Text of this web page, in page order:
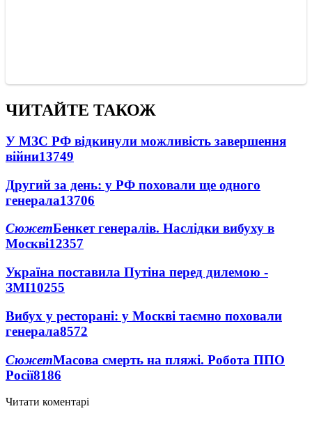
ЧИТАЙТЕ ТАКОЖ
У МЗС РФ відкинули можливість завершення
війни13749
Другий за день: у РФ поховали ще одного
генерала13706
СюжетБенкет генералів. Наслідки вибуху в
Москві12357
Україна поставила Путіна перед дилемою -
ЗМІ10255
Вибух у ресторані: у Москві таємно поховали
генерала8572
СюжетМасова смерть на пляжі. Робота ППО
Росії8186
Читати коментарі